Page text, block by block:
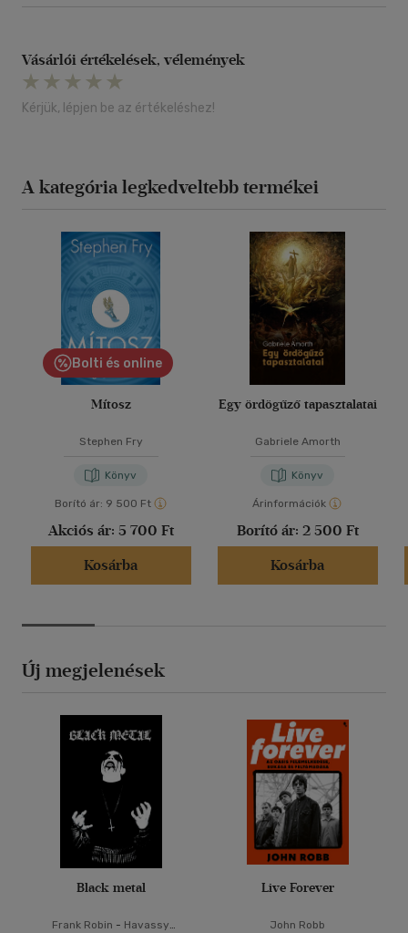
Vásárlói értékelések, vélemények
Kérjük, lépjen be az értékeléshez!
A kategória legkedveltebb termékei
Bolti és online
Mítosz
Stephen Fry
Könyv
Borító ár: 9 500 Ft
Akciós ár: 5 700 Ft
Kosárba
Egy ördögűző tapasztalatai
Gabriele Amorth
Könyv
Árinformációk
Borító ár: 2 500 Ft
Kosárba
Új megjelenések
Black metal
Frank Robin - Havassy
Live Forever
John Robb